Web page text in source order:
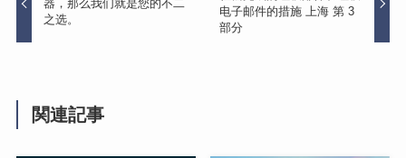
器，那么我们就是您的不二
之选。
电子邮件的措施 上海 第 3
部分
関連記事